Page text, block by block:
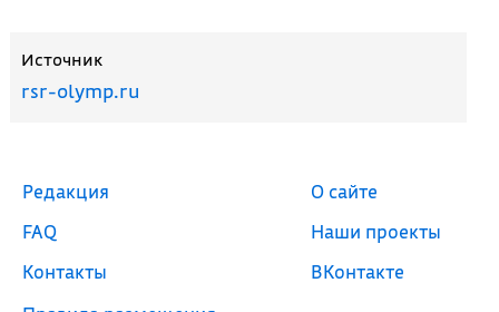
Источник
rsr-olymp.ru
Редакция
FAQ
Контакты
О сайте
Наши проекты
ВКонтакте